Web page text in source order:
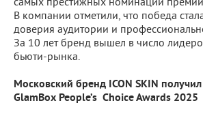
самых престижных номинаций
В компании отметили, что победа
доверия аудитории и
За 10 лет бренд вышел в число
бьюти-рынка.
Московский бренд ICON SKIN
GlamBox People’s Choice Awards 2025